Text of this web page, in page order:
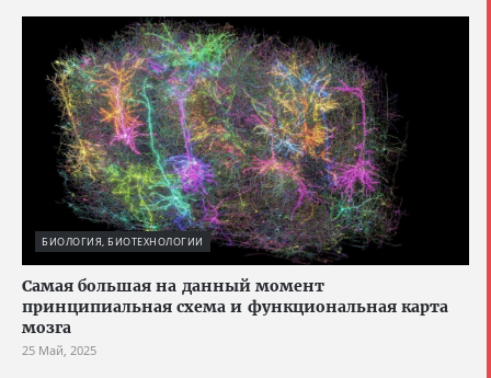
БИОЛОГИЯ, БИОТЕХНОЛОГИИ
Cамая большая на данный момент
принципиальная схема и функциональная карта
мозга
25 Май, 2025